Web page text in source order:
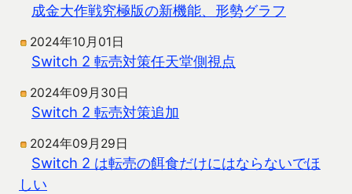
成金大作戦究極版の新機能、形勢グラフ
2024年10月01日
Switch 2 転売対策任天堂側視点
2024年09月30日
Switch 2 転売対策追加
2024年09月29日
Switch 2 は転売の餌食だけにはならないでほ
しい